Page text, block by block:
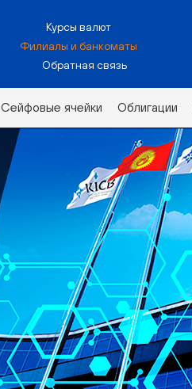
Сейфовые ячейки Облигации
Курсы валют
Филиалы и банкоматы
Обратная связь